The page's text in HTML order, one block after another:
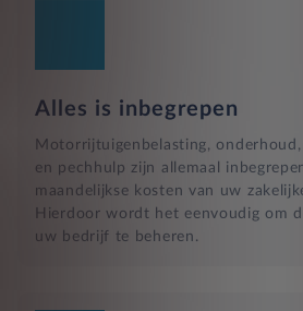
Alles is inbegrepen
Motorrijtuigenbelasting,
en pechhulp zijn allemaal
maandelijkse kosten van uw
Hierdoor wordt het eenvoudig om
uw bedrijf te beheren.